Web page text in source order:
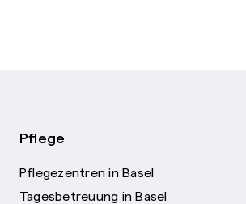
Pflege
Pflegezentren in Basel
Tagesbetreuung in Basel